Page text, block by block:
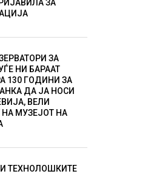
ЗА
ЗА
НИ БАРААТ
130 ГОДИНИ ЗА
ДА ЈА НОСИ
ВЕЛИ
МУЗЕЈОТ НА
И ТЕХНОЛОШКИТЕ